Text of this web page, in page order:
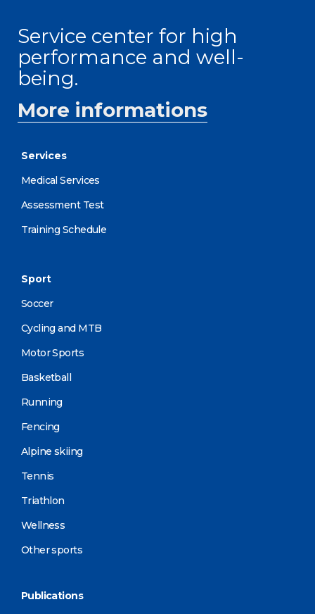
Service center for high
performance and well-
being.
More informations
Services
Medical Services
Assessment Test
Training Schedule
Sport
Soccer
Cycling and MTB
Motor Sports
Basketball
Running
Fencing
Alpine skiing
Tennis
Triathlon
Wellness
Other sports
Publications